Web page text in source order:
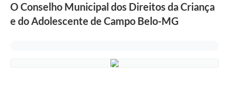
O Conselho Municipal dos Direitos da Criança
e do Adolescente de Campo Belo-MG